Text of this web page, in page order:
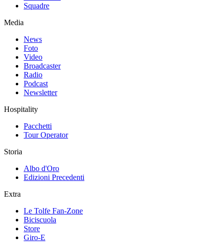
Squadre
Media
News
Foto
Video
Broadcaster
Radio
Podcast
Newsletter
Hospitality
Pacchetti
Tour Operator
Storia
Albo d'Oro
Edizioni Precedenti
Extra
Le Tolfe Fan-Zone
Biciscuola
Store
Giro-E